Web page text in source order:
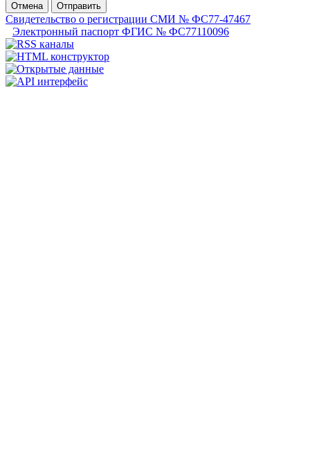
Отмена
Отправить
Свидетельство о регистрации СМИ № ФС77-47467
Электронный паспорт ФГИС № ФС77110096